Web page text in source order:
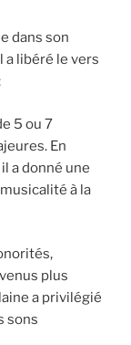
dans son
libéré le vers
5 ou 7
En
a donné une
à la
plus
a privilégié
sons